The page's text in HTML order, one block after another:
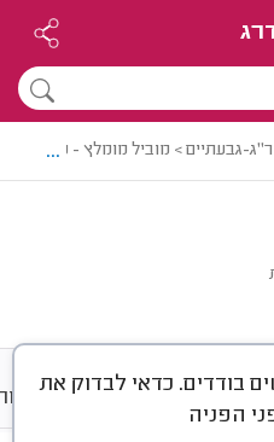
ר"ג-גבעתיים > מוביל מומלץ - מיקי
...
בודדים. כדאי לבדוק את
הפניה
ממוצע גלריה